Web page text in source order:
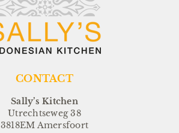
RESERVEREN
CATERING
GROEPEN
CONTACT
Sally’s Kitchen
Utrechtseweg 38
3818EM Amersfoort